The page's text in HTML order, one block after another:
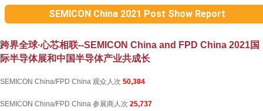
SEMICON China 2021 Post Show Report
跨界全球·心芯相联--SEMICON China and FPD China 2021国
际半导体展和中国半导体产业共成长
SEMICON China/FPD China 观众人次 50,384
SEMICON China/FPD China 参展商人次 25,737